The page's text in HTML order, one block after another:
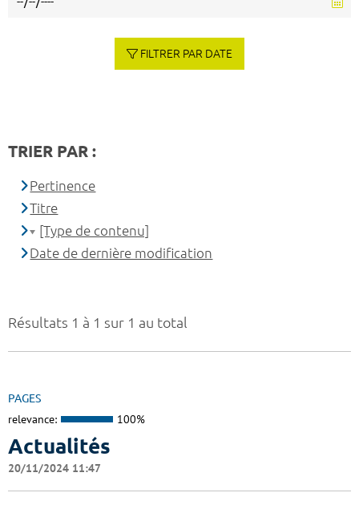
Résultats 1 à 1 sur 1 au total
PAGES
relevance: 100%
Actualités
20/11/2024 11:47
FILTRER PAR DATE
TRIER PAR :
Pertinence
Titre
[Type de contenu]
Date de dernière modification